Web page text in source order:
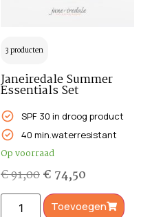
3 producten
Janeiredale Summer
Essentials Set
SPF 30 in droog product
40 min.waterresistant
Op voorraad
€91,00€ 74,50
Toevoegen